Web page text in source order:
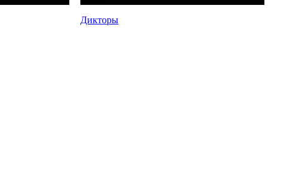
Дикторы